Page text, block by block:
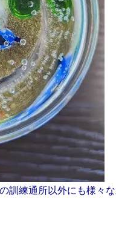
訓練通所以外にも様々